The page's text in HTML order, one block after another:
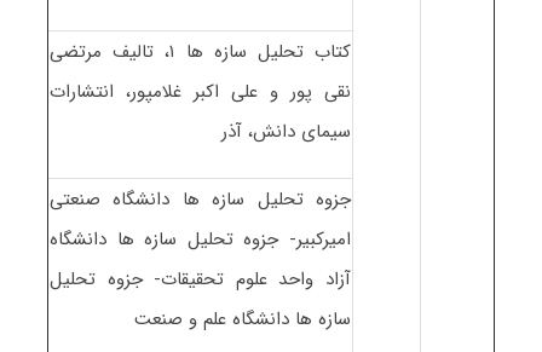
کتاب تحلیل سازه ها ۱، تالیف مرتضی
نقی پور و علی اکبر غلامپور، انتشارات
سیمای دانش، آذر
جزوه تحلیل سازه ها دانشگاه صنعتی
امیرکبیر- جزوه تحلیل سازه ها دانشگاه
آزاد واحد علوم تحقیقات- جزوه تحلیل
سازه ها دانشگاه علم و صنعت